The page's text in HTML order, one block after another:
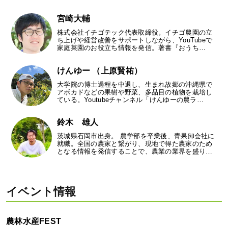
宮崎大輔
株式会社イチゴテック代表取締役。イチゴ農園の立
ち上げや経営改善をサポートしながら、YouTubeで
家庭菜園のお役立ち情報を発信。著書『おうち…
けんゆー （上原賢祐）
大学院の博士過程を中退し、生まれ故郷の沖縄県で
アボカドなどの果樹や野菜、多品目の植物を栽培し
ている。Youtubeチャンネル「けんゆーの農ラ…
鈴木 雄人
茨城県石岡市出身。 農学部を卒業後、青果卸会社に
就職。全国の農家と繋がり、現地で得た農家のため
となる情報を発信することで、農業の業界を盛り…
イベント情報
農林水産FEST